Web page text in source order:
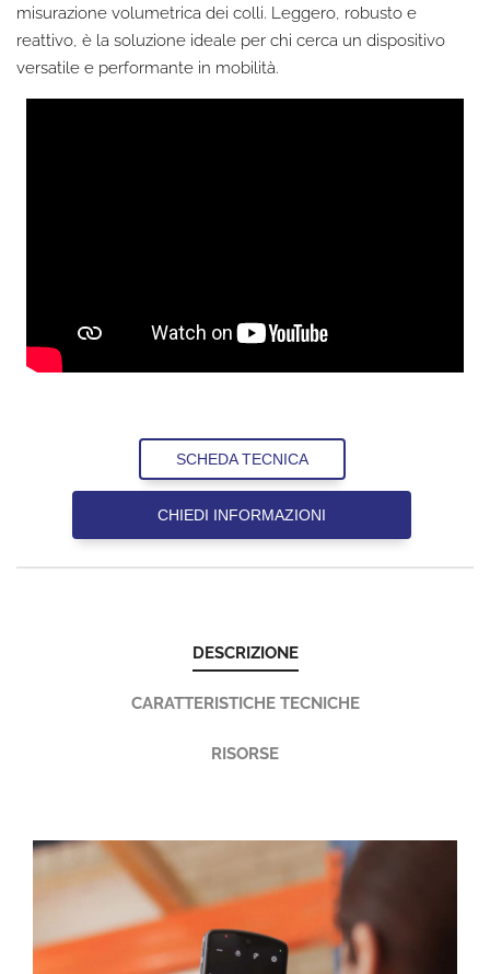
misurazione volumetrica dei colli. Leggero, robusto e
reattivo, è la soluzione ideale per chi cerca un dispositivo
versatile e performante in mobilità.
SCHEDA TECNICA
CHIEDI INFORMAZIONI
DESCRIZIONE
CARATTERISTICHE TECNICHE
RISORSE